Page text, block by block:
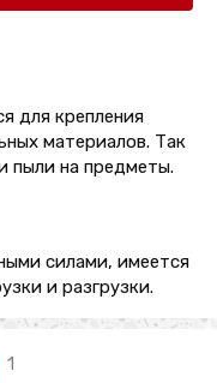
для крепления
материалов. Так
пыли на предметы.
силами, имеется
и разгрузки.
1